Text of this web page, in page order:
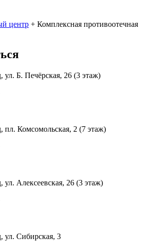
центр + Комплексная противоотечная
Б. Печёрская, 26 (3 этаж)
Комсомольская, 2 (7 этаж)
Алексеевская, 26 (3 этаж)
ул. Сибирская, 3